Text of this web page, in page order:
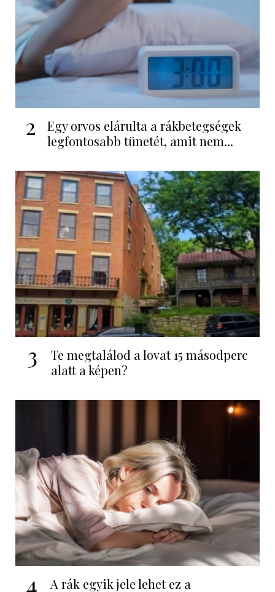
2
Egy orvos elárulta a rákbetegségek
legfontosabb tünetét, amit nem...
3
Te megtalálod a lovat 15 másodperc
alatt a képen?
4
A rák egyik jele lehet ez a